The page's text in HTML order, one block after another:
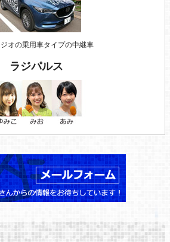
オの乗用車タイプの中継車
ラジパルス